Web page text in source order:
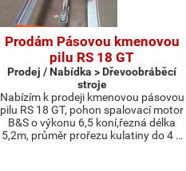
Prodám Pásovou kmenovou
pilu RS 18 GT
Prodej / Nabídka > Dřevoobráběcí
stroje
Nabízím k prodeji kmenovou pásovou
pilu RS 18 GT, pohon spalovací motor
B&S o výkonu 6,5 koní,řezná délka
5,2m, průměr prořezu kulatiny do 4 …